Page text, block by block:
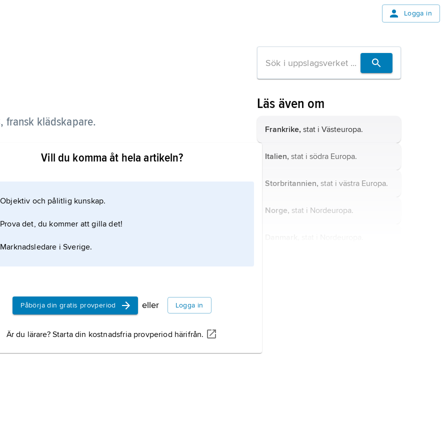
Logga in
fransk klädskapare.
att ha arbetat som frilansdesigner och stylist
sedan 1956. Med basenkla och sportiga
trenchcoats, skepparjackor och
av 1970-talet. Hechter drog sig tillbaka
Vill du komma åt hela artikeln?
Objektiv och pålitlig kunskap.
Prova det, du kommer att gilla det!
Marknadsledare i Sverige.
Påbörja din gratis provperiod eller Logga in
Är du lärare? Starta din kostnadsfria provperiod härifrån.
Läs även om
Frankrike, stat i Västeuropa.
Italien, stat i södra Europa.
Storbritannien, stat i västra Europa.
Norge, stat i Nordeuropa.